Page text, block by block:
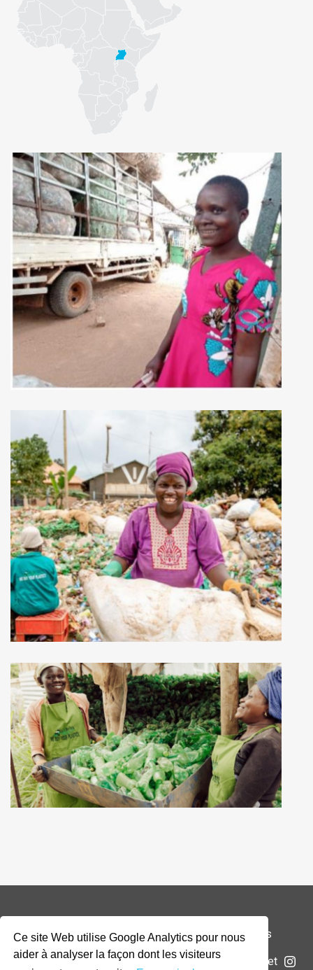
Ce site Web utilise Google Analytics pour nous
aider à analyser la façon dont les visiteurs
© 2026 Addax & Oryx Foundation —Mentions légales
La Fondation Projets Actualités Soumettre un projet